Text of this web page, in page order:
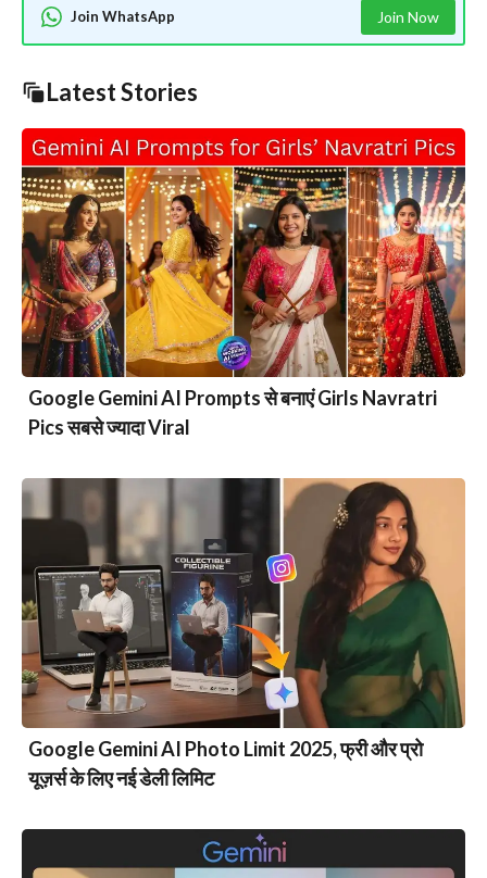
Join WhatsApp Join Now
Latest Stories
Google Gemini AI Prompts से बनाएं Girls Navratri
Pics सबसे ज्यादा Viral
Google Gemini AI Photo Limit 2025, फ्री और प्रो
यूज़र्स के लिए नई डेली लिमिट